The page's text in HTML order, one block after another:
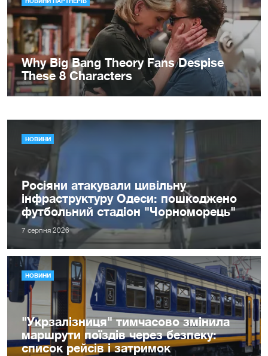
НОВИНИ
Росіяни атакували цивільну
інфраструктуру Одеси: пошкоджено
футбольний стадіон "Чорноморець"
7 серпня 2026
НОВИНИ
"Укрзалізниця" тимчасово змінила
маршрути поїздів через безпеку:
список рейсів і затримок